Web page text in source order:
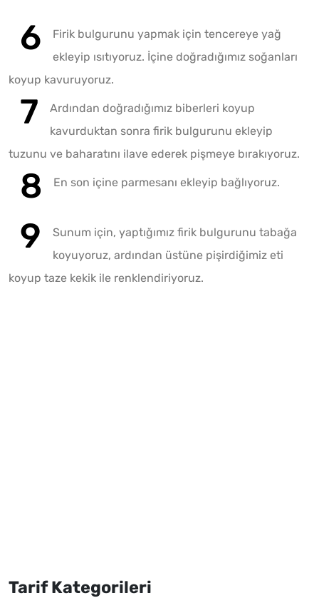
Firik bulgurunu yapmak için tencereye yağ
ekleyip ısıtıyoruz. İçine doğradığımız soğanları
koyup kavuruyoruz.
Ardından doğradığımız biberleri koyup
kavurduktan sonra firik bulgurunu ekleyip
tuzunu ve baharatını ilave ederek pişmeye bırakıyoruz.
En son içine parmesanı ekleyip bağlıyoruz.
Sunum için, yaptığımız firik bulgurunu tabağa
koyuyoruz, ardından üstüne pişirdiğimiz eti
koyup taze kekik ile renklendiriyoruz.
Tarif Kategorileri